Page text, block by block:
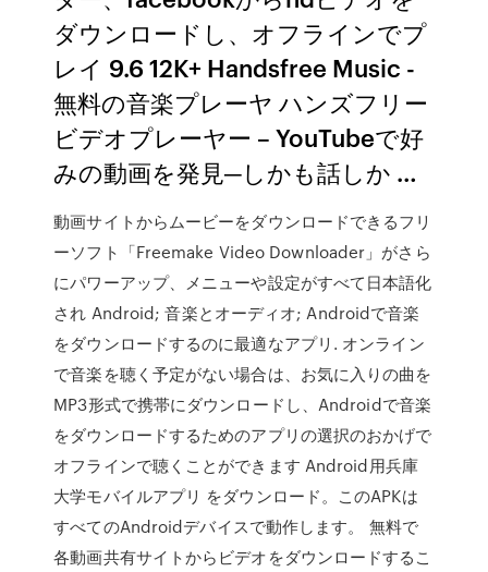
ダウンロードし、オフラインでプ
レイ 9.6 12K+ Handsfree Music -
無料の音楽プレーヤ ハンズフリー
ビデオプレーヤー – YouTubeで好
みの動画を発見─しかも話しか …
動画サイトからムービーをダウンロードできるフリ
ーソフト「Freemake Video Downloader」がさら
にパワーアップ、メニューや設定がすべて日本語化
され Android; 音楽とオーディオ; Androidで音楽
をダウンロードするのに最適なアプリ. オンライン
で音楽を聴く予定がない場合は、お気に入りの曲を
MP3形式で携帯にダウンロードし、Androidで音楽
をダウンロードするためのアプリの選択のおかげで
オフラインで聴くことができます Android用兵庫
大学モバイルアプリ をダウンロード。このAPKは
すべてのAndroidデバイスで動作します。 無料で
各動画共有サイトからビデオをダウンロードするこ